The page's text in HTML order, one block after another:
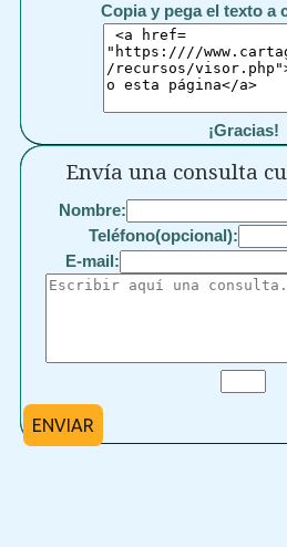
Copia y pega el texto a
¡Gracias!
Envía una consulta
Nombre:
Teléfono(opcional):
E-mail:
ENVIAR